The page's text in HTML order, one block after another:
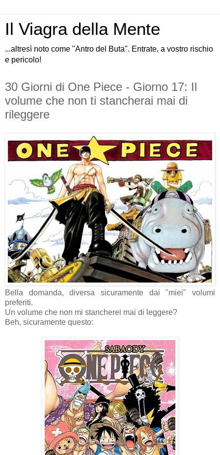
Il Viagra della Mente
...altresì noto come "Antro del Buta". Entrate, a vostro rischio
e pericolo!
30 Giorni di One Piece - Giorno 17: Il
volume che non ti stancherai mai di
rileggere
Bella domanda, diversa sicuramente dai "miei" volumi
preferiti.
Un volume che non mi stancherei mai di leggere?
Beh, sicuramente questo: